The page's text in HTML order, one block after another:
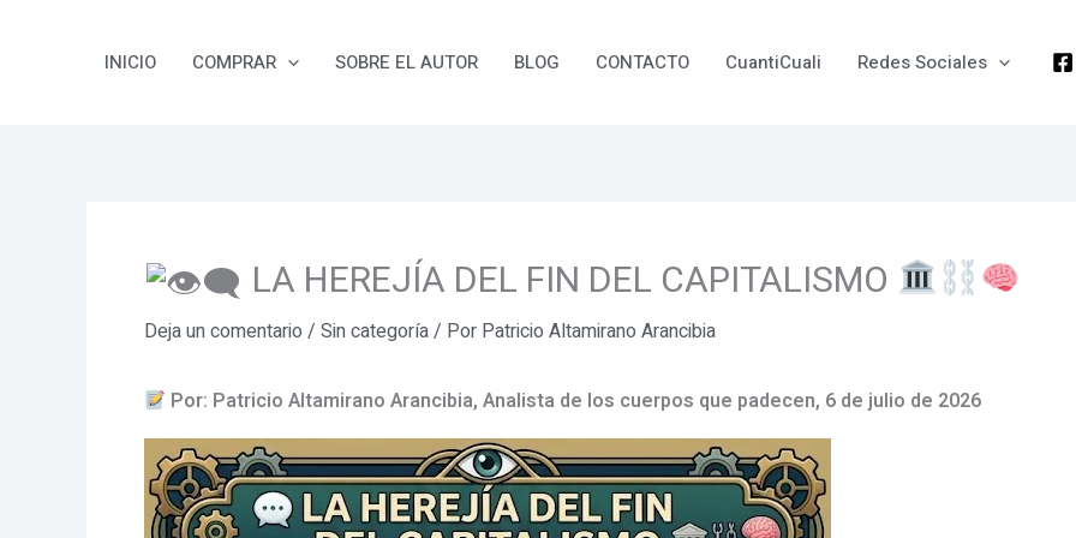
INICIO COMPRAR SOBRE EL AUTOR BLOG CONTACTO CuantiCuali Redes Sociales
LA HEREJÍA DEL FIN DEL CAPITALISMO
Deja un comentario / Sin categoría/ Por Patricio Altamirano Arancibia
Por: Patricio Altamirano Arancibia, Analista de los cuerpos que padecen, 6 de julio de 2026